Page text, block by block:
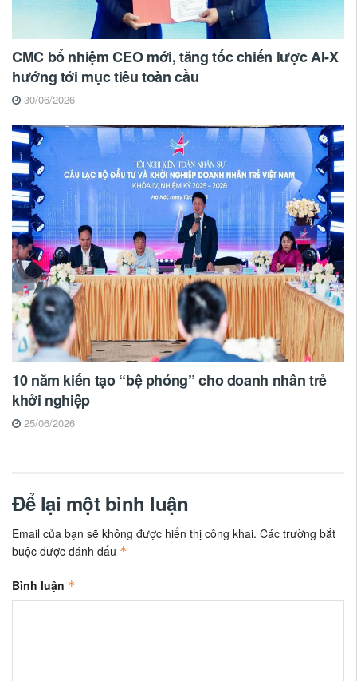
CMC bổ nhiệm CEO mới, tăng tốc chiến lược AI-X
hướng tới mục tiêu toàn cầu
30/06/2026
10 năm kiến tạo “bệ phóng” cho doanh nhân trẻ
khởi nghiệp
25/06/2026
Để lại một bình luận
Email của bạn sẽ không được hiển thị công khai. Các trường bắt
buộc được đánh dấu *
Bình luận *